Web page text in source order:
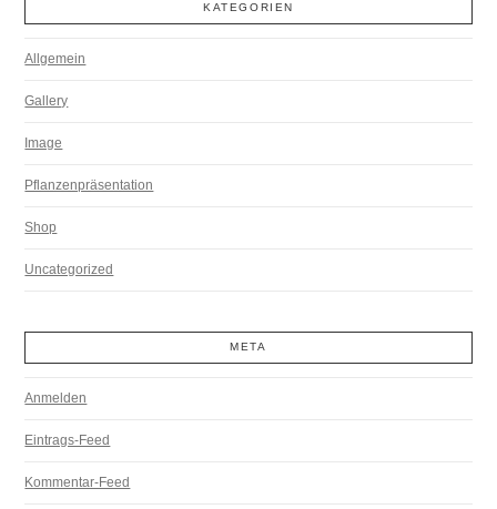
KATEGORIEN
Allgemein
Gallery
Image
Pflanzenpräsentation
Shop
Uncategorized
META
Anmelden
Eintrags-Feed
Kommentar-Feed